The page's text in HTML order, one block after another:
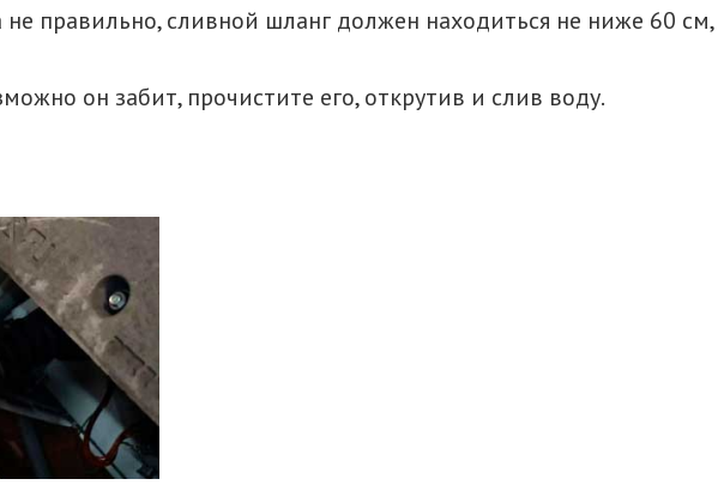
правильно, сливной шланг должен находиться не ниже 60
он забит, прочистите его, открутив и слив воду.